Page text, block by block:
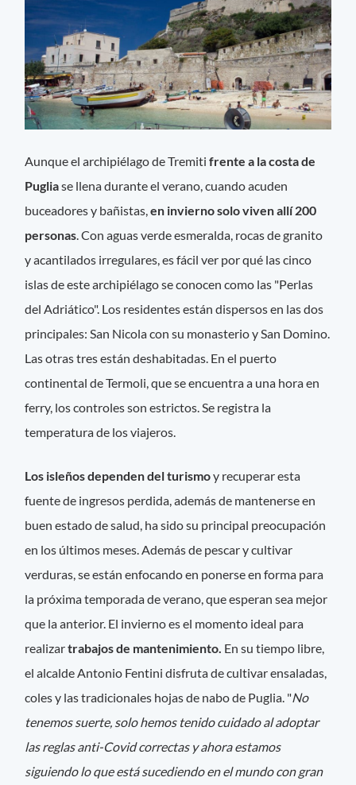
Aunque el archipiélago de Tremitifrente a la costa de
Pugliase llena durante el verano, cuando acuden
buceadores y bañistas,en invierno solo viven allí 200
personas. Con aguas verde esmeralda, rocas de granito
y acantilados irregulares, es fácil ver por qué las cinco
islas de este archipiélago se conocen como las "Perlas
del Adriático". Los residentes están dispersos en las dos
principales: San Nicola con su monasterio y San Domino.
Las otras tres están deshabitadas. En el puerto
continental de Termoli, que se encuentra a una hora en
ferry, los controles son estrictos. Se registra la
temperatura de los viajeros.
Los isleños dependen del turismoy recuperar esta
fuente de ingresos perdida, además de mantenerse en
buen estado de salud, ha sido su principal preocupación
en los últimos meses. Además de pescar y cultivar
verduras, se están enfocando en ponerse en forma para
la próxima temporada de verano, que esperan sea mejor
que la anterior. El invierno es el momento ideal para
realizartrabajos de mantenimiento. En su tiempo libre,
el alcalde Antonio Fentini disfruta de cultivar ensaladas,
coles y las tradicionales hojas de nabo de Puglia. "No
tenemos suerte, solo hemos tenido cuidado al adoptar
las reglas anti-Covid correctas y ahora estamos
siguiendo lo que está sucediendo en el mundo con gran